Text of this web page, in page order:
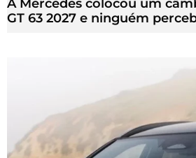
A Mercedes colocou um
GT 63 2027 e ninguém